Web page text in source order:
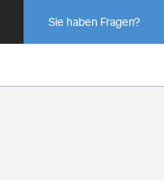
Sie haben Fragen?